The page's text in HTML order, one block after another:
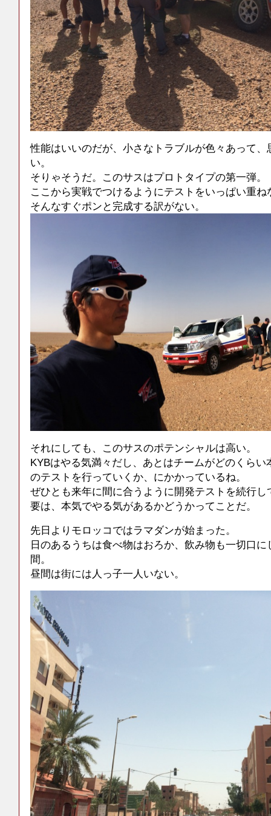
性能はいいのだが、小さなトラブルが色々あって
い。
そりゃそうだ。このサスはプロトタイプの第一弾。
ここから実戦でつけるようにテストをいっぱい重
そんなすぐポンと完成する訳がない。
それにしても、このサスのポテンシャルは高い。
KYBはやる気満々だし、あとはチームがどのくら
のテストを行っていくか、にかかっているね。
ぜひとも来年に間に合うように開発テストを続行し
要は、本気でやる気があるかどうかってことだ。
先日よりモロッコではラマダンが始まった。
日のあるうちは食べ物はおろか、飲み物も一切口
間。
昼間は街には人っ子一人いない。